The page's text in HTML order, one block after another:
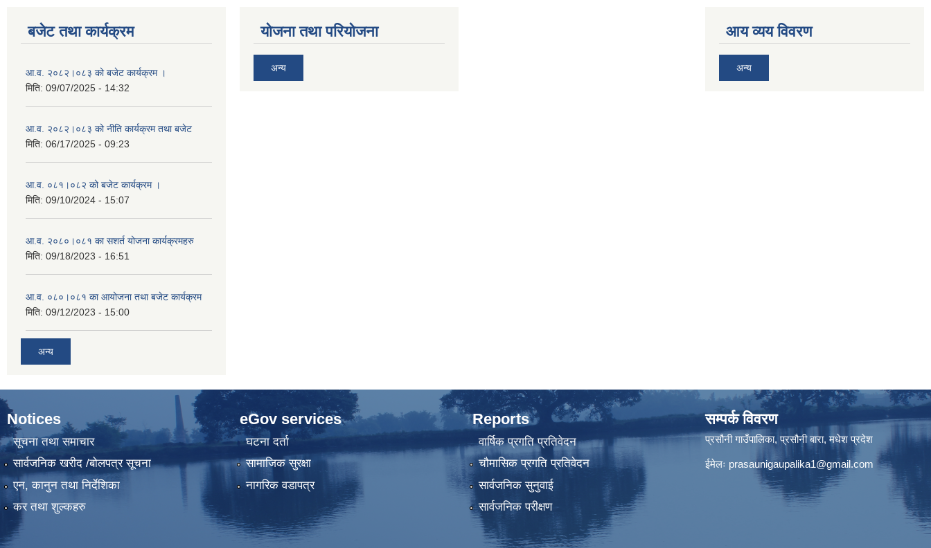
बजेट तथा कार्यक्रम
आ.व. २०८२।०८३ को बजेट कार्यक्रम ।
मिति: 09/07/2025 - 14:32
आ.व. २०८२।०८३ को नीति कार्यक्रम तथा बजेट
मिति: 06/17/2025 - 09:23
आ.व. ०८१।०८२ को बजेट कार्यक्रम ।
मिति: 09/10/2024 - 15:07
आ.व. २०८०।०८१ का सशर्त योजना कार्यक्रमहरु
मिति: 09/18/2023 - 16:51
आ.व. ०८०।०८१ का आयोजना तथा बजेट कार्यक्रम
मिति: 09/12/2023 - 15:00
अन्य
योजना तथा परियोजना
अन्य
आय व्यय विवरण
अन्य
Notices
सूचना तथा समाचार
सार्वजनिक खरीद /बोलपत्र सूचना
एन, कानुन तथा निर्देशिका
कर तथा शुल्कहरु
eGov services
घटना दर्ता
सामाजिक सुरक्षा
नागरिक वडापत्र
Reports
वार्षिक प्रगति प्रतिवेदन
चौमासिक प्रगति प्रतिवेदन
सार्वजनिक सुनुवाई
सार्वजनिक परीक्षण
सम्पर्क विवरण
प्रसौनी गाउँपालिका, प्रसौनी बारा, मधेश प्रदेश
ईमेलः prasaunigaupalika1@gmail.com